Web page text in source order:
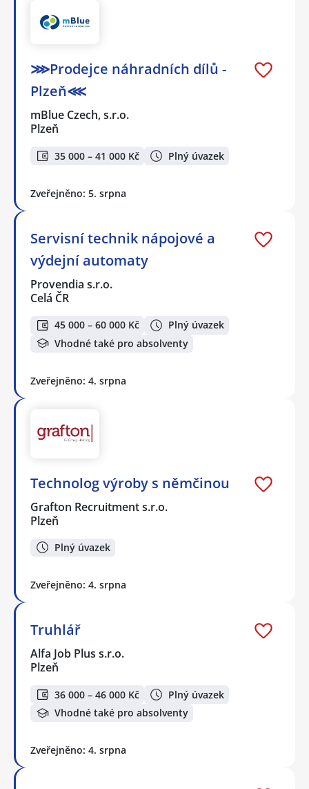
⋙Prodejce náhradních dílů -
Plzeň⋘
mBlue Czech, s.r.o.
Plzeň
35 000 – 41 000 Kč Plný úvazek
Zveřejněno: 5. srpna
Servisní technik nápojové a
výdejní automaty
Provendia s.r.o.
Celá ČR
45 000 – 60 000 Kč
Plný úvazek
Vhodné také pro absolventy
Zveřejněno: 4. srpna
Technolog výroby s němčinou
Grafton Recruitment s.r.o.
Plzeň
Plný úvazek
Zveřejněno: 4. srpna
Truhlář
Alfa Job Plus s.r.o.
Plzeň
36 000 – 46 000 Kč
Plný úvazek
Vhodné také pro absolventy
Zveřejněno: 4. srpna